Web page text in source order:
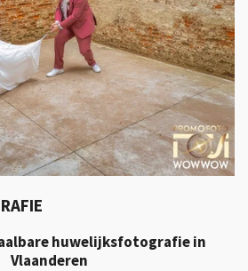
huwelijksfotografie in
Vlaanderen